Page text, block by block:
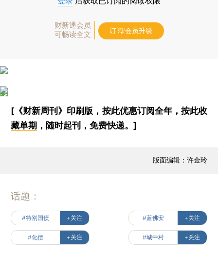
财新通会员
可畅读全文
订阅/会员升级
[《财新周刊》印刷版， 按此优惠订阅全年， 按此收
藏单期 ，随时起刊，免费快递。]
版面编辑：许金玲
话题：
#特别国债 +关注 #蓝佛安 +关注
#化债 +关注 #城中村 +关注